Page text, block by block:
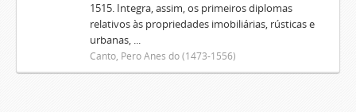
1515. Integra, assim, os primeiros diplomas
relativos às propriedades imobiliárias, rústicas e
urbanas, ...
Canto, Pero Anes do (1473-1556)